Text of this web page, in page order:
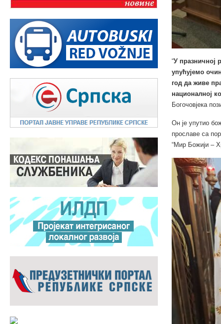
“У празничној
упућујемо
год да живе
националној
Богочовјека
Он је упутио
прославе са
“Мир Божији –